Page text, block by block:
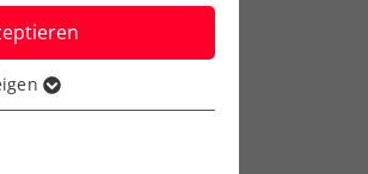
WTA-
der
die Webseite